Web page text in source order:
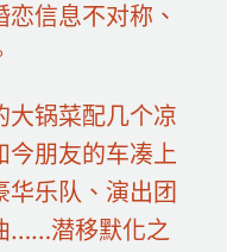
信息不对称、
大锅菜配几个凉
今朋友的车凑上
华乐队、演出团
……潜移默化之